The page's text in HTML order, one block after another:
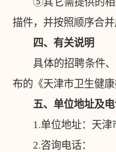
描件，并按照顺序合
四、有关说明
具体的招聘条件
布的《天津市卫生健
五、单位地址及
1.单位地址：天津
2.咨询电话：